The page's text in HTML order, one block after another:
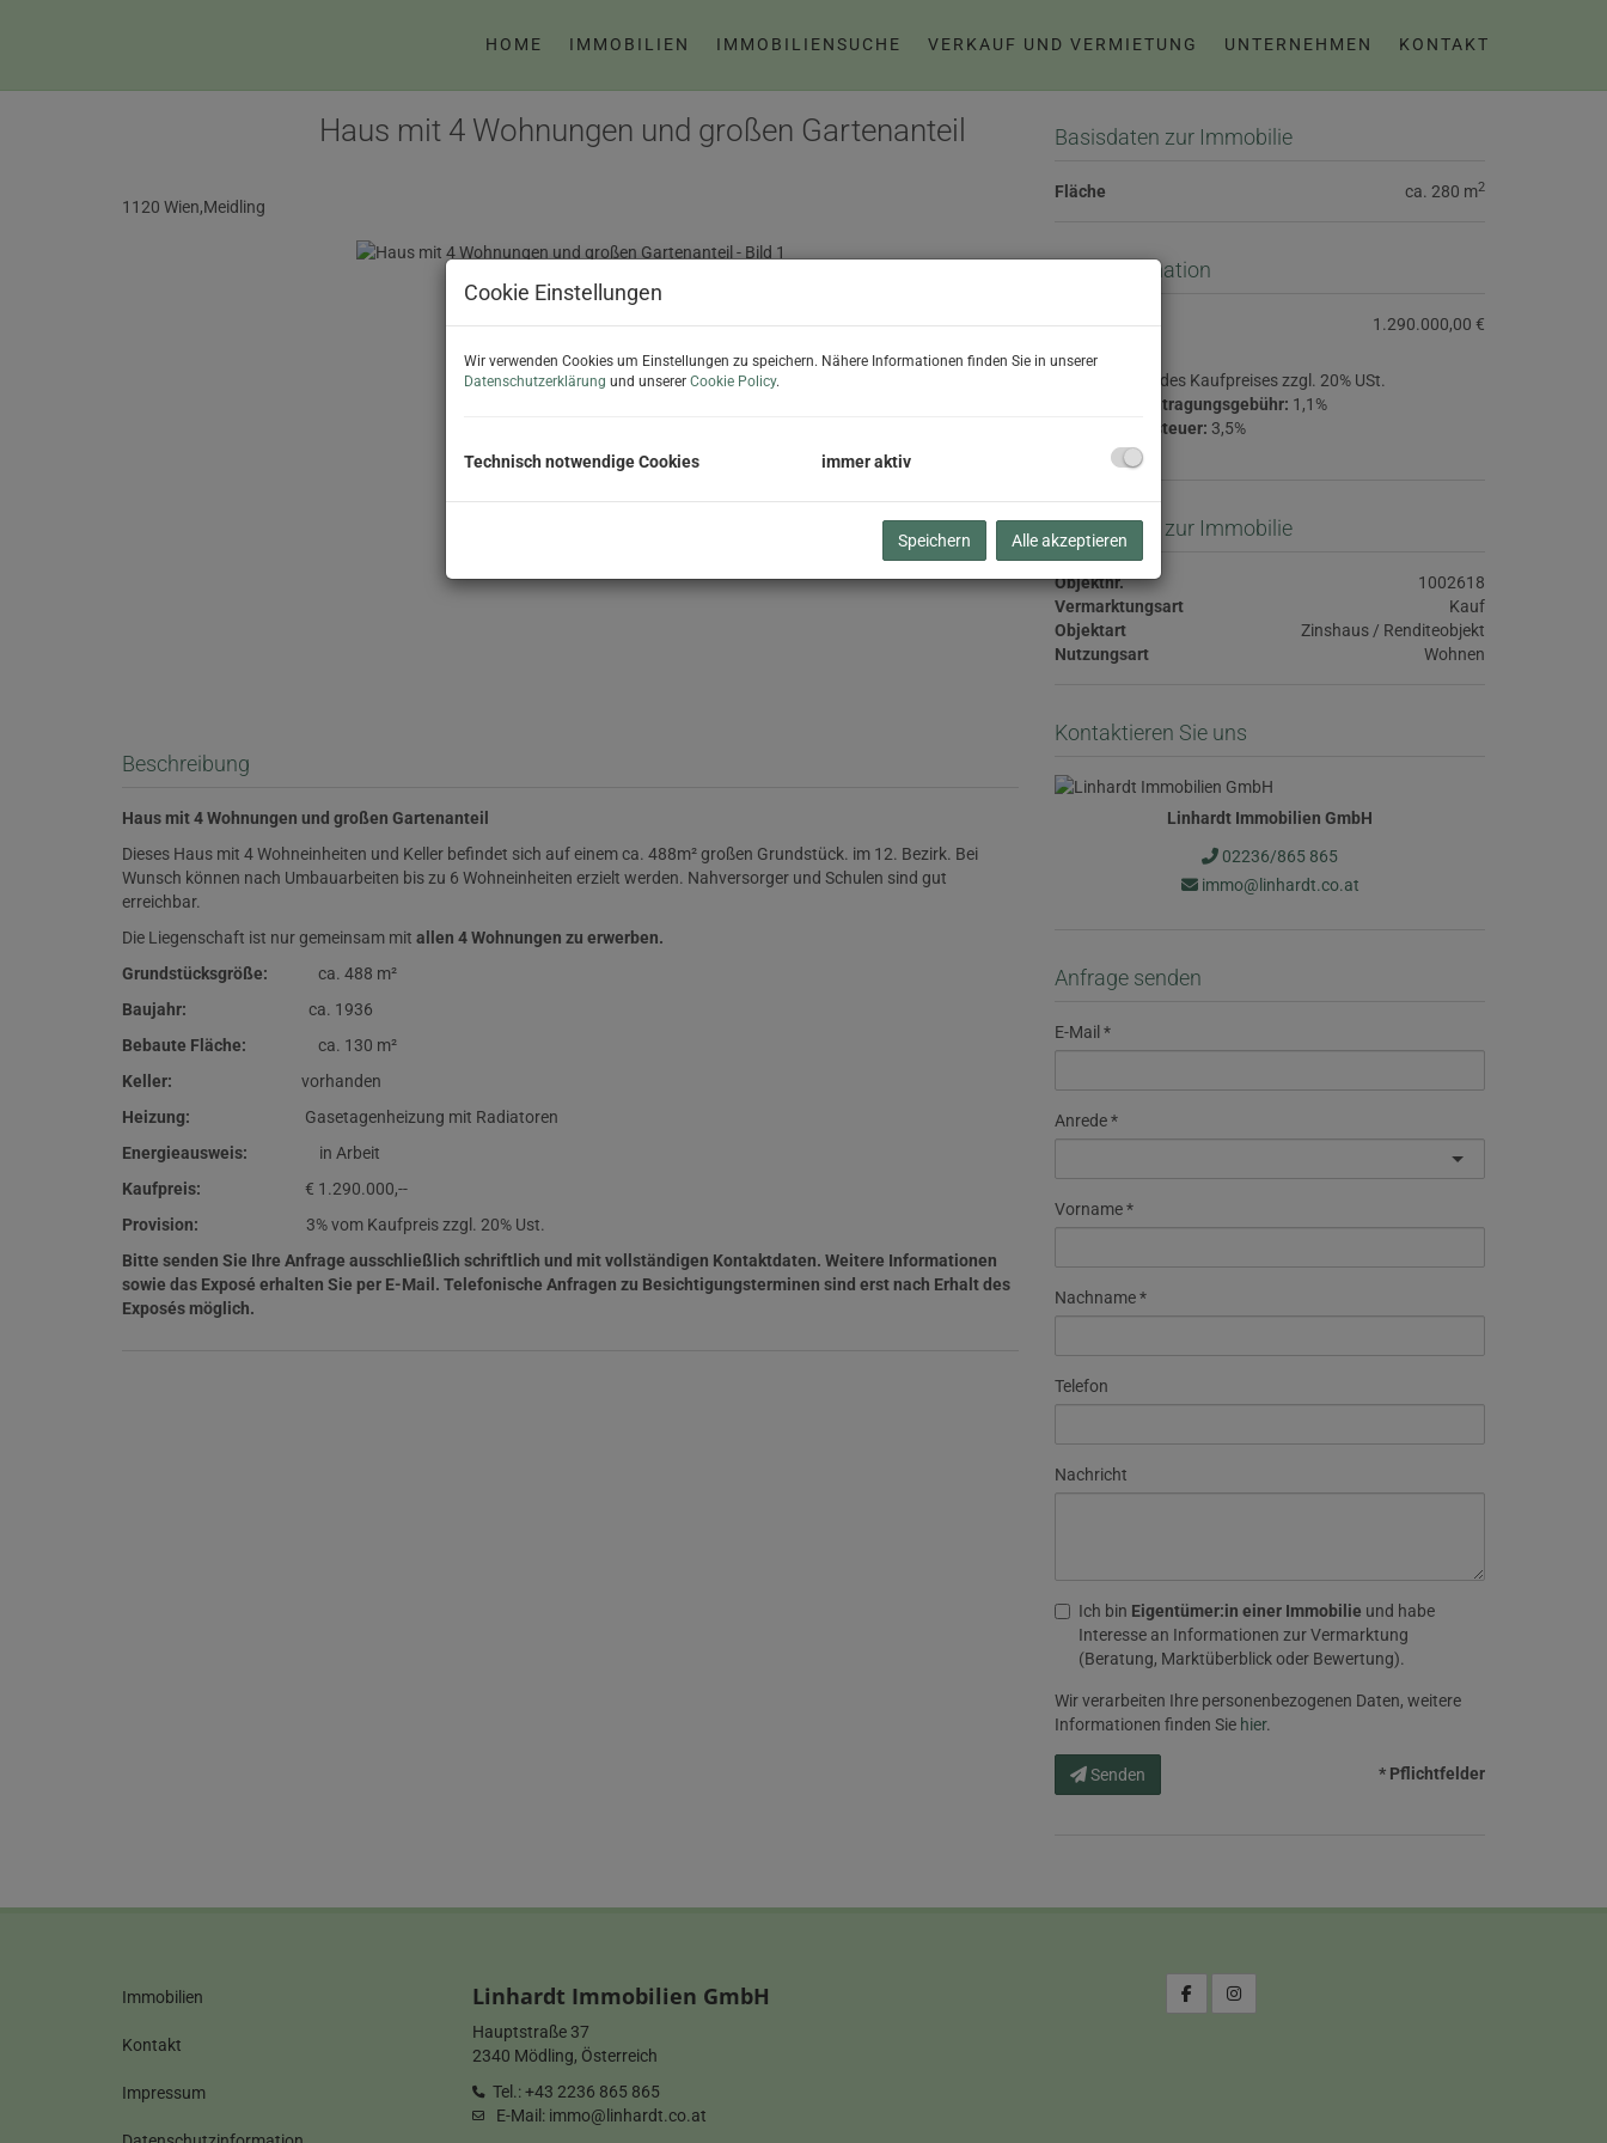
HOME IMMOBILIEN IMMOBILIENSUCHE VERKAUF UND VERMIETUNG UNTERNEHMEN KONTAKT
Haus mit 4 Wohnungen und großen Gartenanteil
1120 Wien,Meidling
Beschreibung
Haus mit 4 Wohnungen und großen Gartenanteil
Dieses Haus mit 4 Wohneinheiten und Keller befindet sich auf einem ca. 488m² großen Grundstück. im 12. Bezirk. Bei
Wunsch können nach Umbauarbeiten bis zu 6 Wohneinheiten erzielt werden. Nahversorger und Schulen sind gut
erreichbar.
Die Liegenschaft ist nur gemeinsam mit allen 4 Wohnungen zu erwerben.
Grundstücksgröße: ca. 488 m²
Baujahr:
ca. 1936
Bebaute Fläche:
ca. 130 m²
Keller:
vorhanden
Heizung: Gasetagenheizung mit Radiatoren
Energieausweis: in Arbeit
Kaufpreis: € 1.290.000,--
Provision: 3% vom Kaufpreis zzgl. 20% Ust.
Bitte senden Sie Ihre Anfrage ausschließlich schriftlich und mit vollständigen Kontaktdaten. Weitere Informationen
sowie das Exposé erhalten Sie per E-Mail. Telefonische Anfragen zu Besichtigungsterminen sind erst nach Erhalt des
Exposés möglich.
Basisdaten zur Immobilie
Fläche ca. 280 m2
Preisinformation
Kaufpreis: 1.290.000,00 €
3% des Kaufpreises zzgl. 20% USt.
Grundbucheintragungsgebühr: 1,1%
Grunderwerbsteuer: 3,5%
Basisdaten zur Immobilie
Objektnr.
1002618
Vermarktungsart
Kauf
Objektart
Zinshaus / Renditeobjekt
Nutzungsart
Wohnen
Kontaktieren Sie uns
Linhardt Immobilien GmbH
02236/865 865
immo@linhardt.co.at
Anfrage senden
E-Mail
Anrede
Vorname
Nachname
Telefon
Nachricht
Ich bin Eigentümer:in einer Immobilie und habe
Interesse an Informationen zur Vermarktung
(Beratung, Marktüberblick oder Bewertung).
Wir verarbeiten Ihre personenbezogenen Daten, weitere
Informationen finden Sie hier.
Senden * Pflichtfelder
Immobilien
Kontakt
Impressum
Linhardt Immobilien GmbH
Hauptstraße 37
2340 Mödling, Österreich
Tel.:+43 2236 865 865
E-Mail: immo@linhardt.co.at
Cookie Einstellungen
Wir verwenden Cookies um Einstellungen zu speichern. Nähere Informationen finden Sie in unserer
Datenschutzerklärung und unserer Cookie Policy.
Technisch notwendige Cookies immer aktiv
Speichern Alle akzeptieren